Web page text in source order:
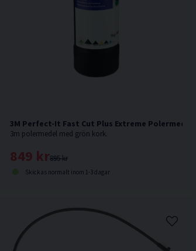
3M Perfect-It Fast Cut Plus Extreme Polermedel
3m polermedel med grön kork.
895 kr
849 kr
Skickas normalt inom 1-3 dagar